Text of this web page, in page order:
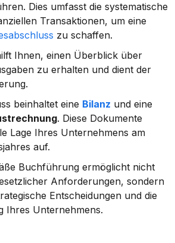
Dies umfasst die systematische
Transaktionen, um eine
zu schaffen.
Ihnen, einen Überblick über
zu erhalten und dient der
beinhaltet eine Bilanz
. Diese Dokumente
Lage Ihres Unternehmens am
auf.
Buchführung ermöglicht nicht
Anforderungen, sondern
Entscheidungen und die
Ihres Unternehmens.